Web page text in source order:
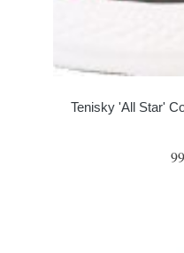
Tenisky 'All Star'